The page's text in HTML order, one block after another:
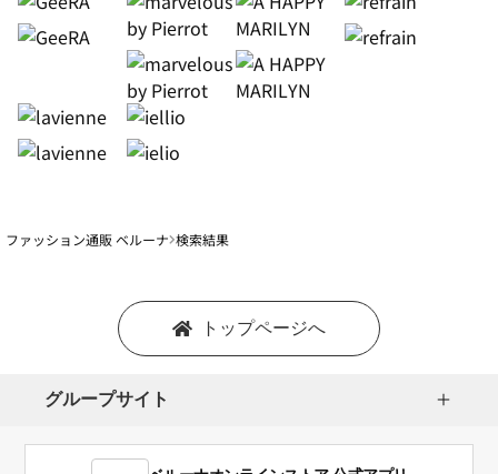
ファッション通販 ベルーナ 検索結果
トップページへ
グループサイト